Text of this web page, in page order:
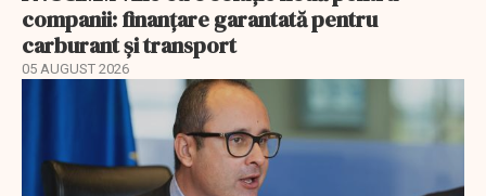
companii: finanțare garantată pentru
carburant și transport
05 AUGUST 2026